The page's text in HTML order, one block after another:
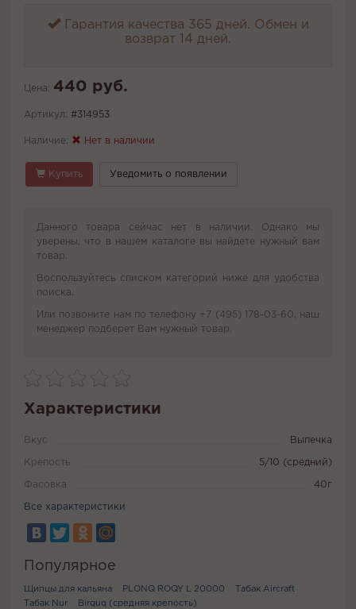
Гарантия качества 365 дней. Обмен и
возврат 14 дней.
Цена: 440 руб.
Артикул: #314953
Наличие: Нет в наличии
Купить Уведомить о появлении
Данного товара сейчас нет в наличии. Однако мы
уверены, что в нашем каталоге вы найдете нужный вам
товар.
Воспользуйтесь списком категорий ниже для удобства
поиска.
Или позвоните нам по телефону +7 (495) 178-03-60, наш
менеджер подберет Вам нужный товар.
Характеристики
Вкус Выпечка
Крепость 5/10 (средний)
Фасовка 40г
Все характеристики
Популярное
Щипцы для кальяна PLONQ ROQY L 20000
Табак Aircraft
Табак Nur
Birquq (средняя крепость)